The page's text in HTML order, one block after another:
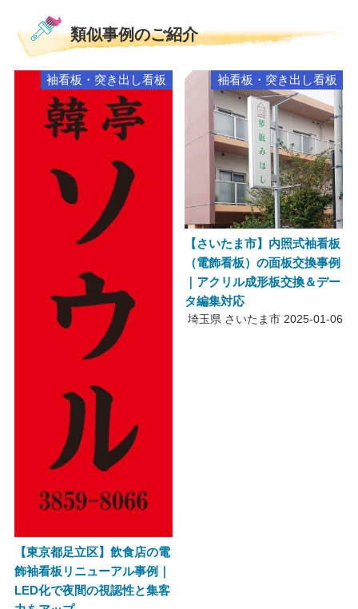
類似事例のご紹介
袖看板・突き出し看板
【東京都足立区】飲食店の電
飾袖看板リニューアル事例｜
LED化で夜間の視認性と集客
袖看板・突き出し看板
【さいたま市】内照式袖看板
（電飾看板）の面板交換事例
｜アクリル成形板交換＆デー
タ編集対応
埼玉県 さいたま市 2025-01-06